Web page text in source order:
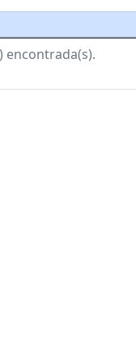
encontrada(s).